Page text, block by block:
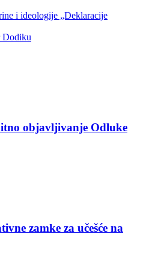
i ideologije „Deklaracije
Dodiku
objavljivanje Odluke
zamke za učešće na